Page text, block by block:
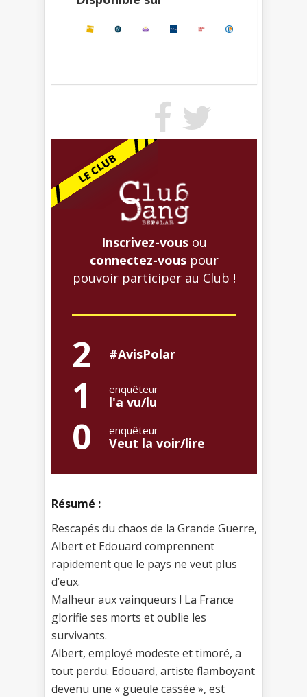
Inscrivez-vous ou
connectez-vous pour
pouvoir participer au Club !
2 #AvisPolar
1 enquêteur
l'a vu/lu
0 enquêteur
Veut la voir/lire
Résumé :
Rescapés du chaos de la Grande Guerre,
Albert et Edouard comprennent
rapidement que le pays ne veut plus
d’eux.
Malheur aux vainqueurs ! La France
glorifie ses morts et oublie les
survivants.
Albert, employé modeste et timoré, a
tout perdu. Edouard, artiste flamboyant
devenu une « gueule cassée », est